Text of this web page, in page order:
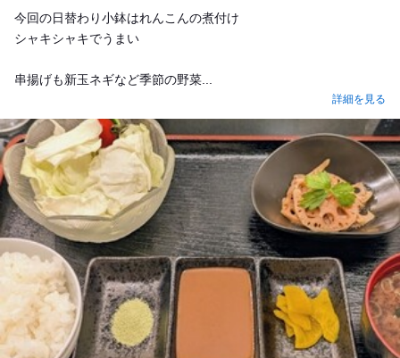
今回の日替わり小鉢はれんこんの煮付け
シャキシャキでうまい
串揚げも新玉ネギなど季節の野菜...
詳細を見る